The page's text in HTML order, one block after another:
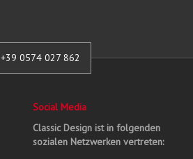
+39 0574 027 862
Social Media
Classic Design ist in folgenden
sozialen Netzwerken vertreten: